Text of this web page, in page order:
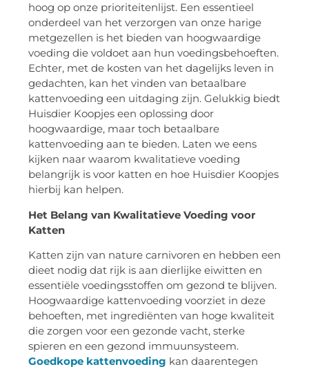
hoog op onze prioriteitenlijst. Een essentieel
onderdeel van het verzorgen van onze harige
metgezellen is het bieden van hoogwaardige
voeding die voldoet aan hun voedingsbehoeften.
Echter, met de kosten van het dagelijks leven in
gedachten, kan het vinden van betaalbare
kattenvoeding een uitdaging zijn. Gelukkig biedt
Huisdier Koopjes een oplossing door
hoogwaardige, maar toch betaalbare
kattenvoeding aan te bieden. Laten we eens
kijken naar waarom kwalitatieve voeding
belangrijk is voor katten en hoe Huisdier Koopjes
hierbij kan helpen.
Het Belang van Kwalitatieve Voeding voor
Katten
Katten zijn van nature carnivoren en hebben een
dieet nodig dat rijk is aan dierlijke eiwitten en
essentiële voedingsstoffen om gezond te blijven.
Hoogwaardige kattenvoeding voorziet in deze
behoeften, met ingrediënten van hoge kwaliteit
die zorgen voor een gezonde vacht, sterke
spieren en een gezond immuunsysteem.
Goedkope kattenvoeding kan daarentegen